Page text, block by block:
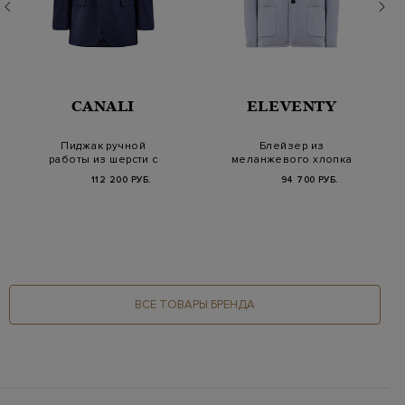
CANALI
Пиджак ручной
работы из шерсти с
112 200 РУБ.
ELEVENTY
Блейзер из
меланжевого хлопка
вяз…
94 700 РУБ.
ВСЕ ТОВАРЫ БРЕНДА